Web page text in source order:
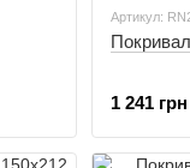
Артикул:
1 241 грн